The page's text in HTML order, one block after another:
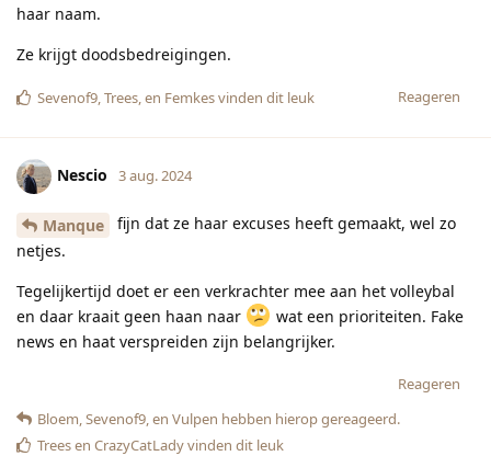
haar naam.
Ze krijgt doodsbedreigingen.
Reageren
Sevenof9,Trees, en Femkesvinden dit leuk
Nescio 3 aug. 2024
Manque
fijn dat ze haar excuses heeft gemaakt, wel zo
netjes.
Tegelijkertijd doet er een verkrachter mee aan het volleybal
en daar kraait geen haan naar
wat een prioriteiten. Fake
news en haat verspreiden zijn belangrijker.
Reageren
Bloem Sevenof9 , en Vulpen hebben hierop gereageerd.
Treesen CrazyCatLadyvinden dit leuk